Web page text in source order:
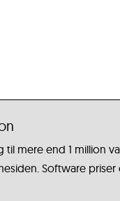
til mere end 1 million
Software